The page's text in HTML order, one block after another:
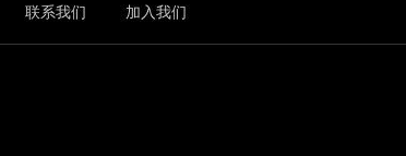
联系我们 加入我们